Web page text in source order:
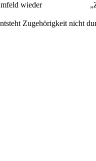
wieder
Zugehörigkeit nicht